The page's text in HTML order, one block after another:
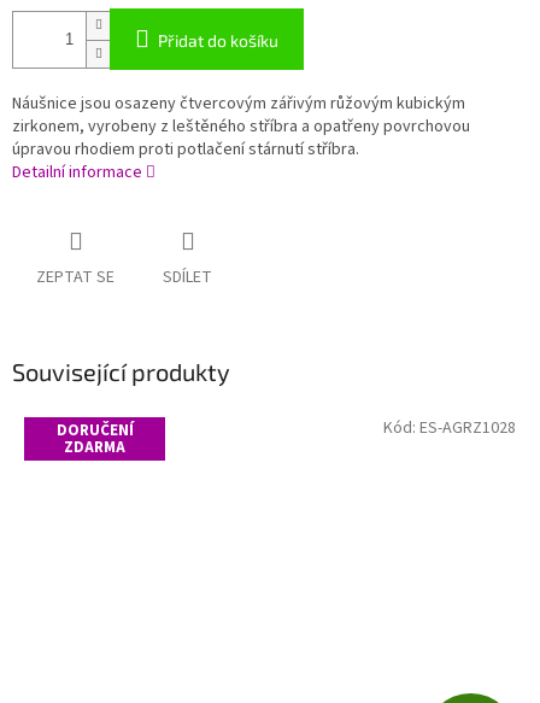
Přidat do košíku
Náušnice jsou osazeny čtvercovým zářivým růžovým kubickým
zirkonem, vyrobeny z leštěného stříbra a opatřeny povrchovou
úpravou rhodiem proti potlačení stárnutí stříbra.
Detailní informace
ZEPTAT SE SDÍLET
Související produkty
DORUČENÍ
ZDARMA
Kód: ES-AGRZ1028